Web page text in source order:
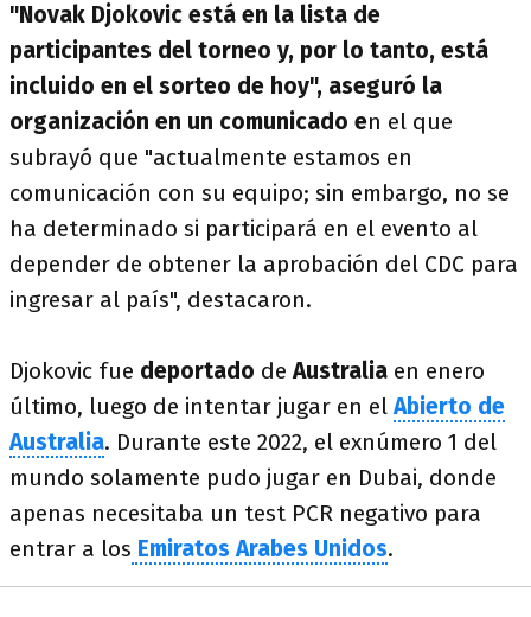
"Novak Djokovic está en la lista de
participantes del torneo y, por lo tanto, está
incluido en el sorteo de hoy", aseguró la
organización en un comunicado en el que
subrayó que "actualmente estamos en
comunicación con su equipo; sin embargo, no se
ha determinado si participará en el evento al
depender de obtener la aprobación del CDC para
ingresar al país", destacaron.
Djokovic fue deportado deAustralia en enero
último, luego de intentar jugar en elAbierto de
Australia. Durante este 2022, el exnúmero 1 del
mundo solamente pudo jugar en Dubai, donde
apenas necesitaba un test PCR negativo para
entrar a los Emiratos Arabes Unidos.